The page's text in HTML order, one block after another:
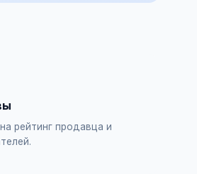
рейтинг продавца и